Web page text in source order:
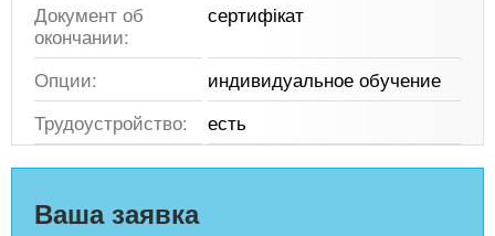
Документ об
окончании:
сертифікат
Опции:
индивидуальное обучение
Трудоустройство:
есть
Ваша заявка